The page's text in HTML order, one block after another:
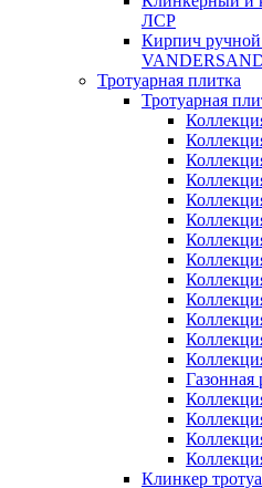
ЛСР
Кирпич
Тротуарная плитка
Тротуарная
Газонная
Клинкер